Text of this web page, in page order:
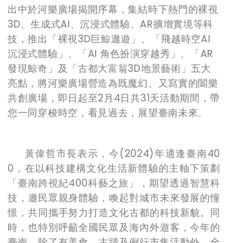
出中於河樂廣場揭開序幕，集結時下熱門的裸視
3D、生成式AI、沉浸式體驗、AR擴增實境等科
技，推出「裸視3D巨鯨遨遊」、「飛越時空AI
沉浸式體驗」、「AI 角色扮演穿越秀」、「AR
發現鯨奇」及「古都大富翁3D地景藝術」五大
亮點，將河樂廣場營造為既魔幻、又寫實的闔樂
共創廣場，即日起至2月4日共31天活動期間，帶
您一同穿梭時空，看見過去，展望臺南未來。
黃偉哲市長表示，今(2024)年適逢臺南40
0，在以科技建構文化生活新體驗的主軸下策劃
「臺南跨視紀400科藝之旅」，期望透過智慧科
技，邀民眾親身體驗，喚起對城市未來發展的憧
憬，共同攜手努力打造文化古都的科技新貌。同
時，也特別呼籲全國民眾及海內外遊客，今年的